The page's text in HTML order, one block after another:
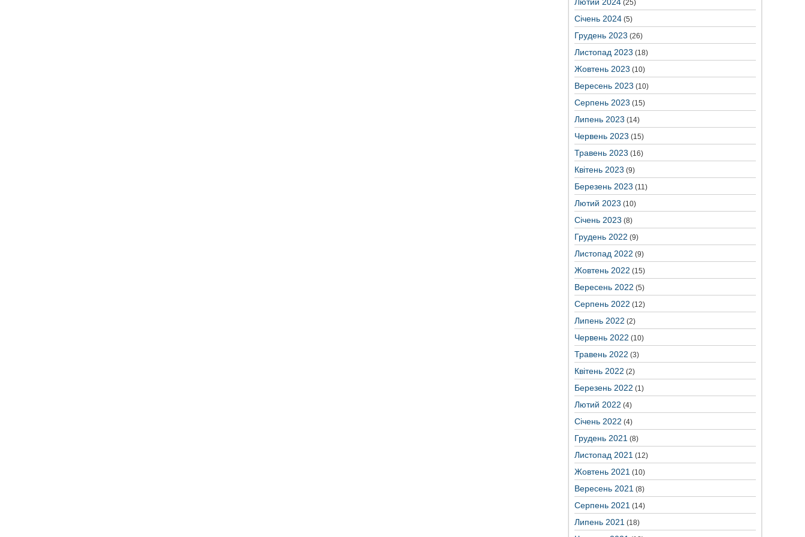
(25)
Січень 2024(5)
Грудень 2023 (26)
Листопад 2023 (18)
Жовтень 2023 (10)
Вересень 2023 (10)
Серпень 2023 (15)
Липень 2023 (14)
Червень 2023 (15)
Травень 2023 (16)
Квітень 2023 (9)
Березень 2023 (11)
Лютий 2023 (10)
Січень 2023 (8)
Грудень 2022 (9)
Листопад 2022 (9)
Жовтень 2022 (15)
Вересень 2022 (5)
Серпень 2022 (12)
Липень 2022 (2)
Червень 2022 (10)
Травень 2022 (3)
Квітень 2022 (2)
Березень 2022 (1)
Лютий 2022 (4)
Січень 2022 (4)
Грудень 2021(8)
Листопад 2021(12)
Жовтень 2021(10)
Вересень 2021(8)
Серпень 2021(14)
Липень 2021(18)